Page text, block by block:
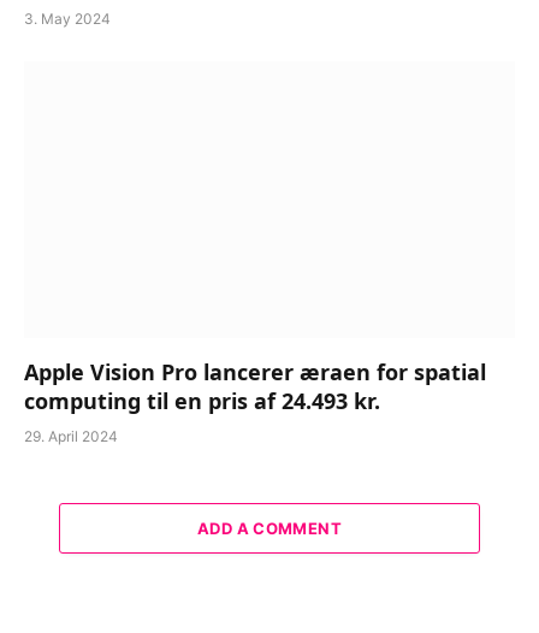
3. May 2024
Apple Vision Pro lancerer æraen for spatial
computing til en pris af 24.493 kr.
29. April 2024
ADD A COMMENT